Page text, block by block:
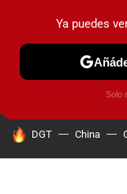
PRUEBAS
HOY SE HABLA DE
DGT China
Ya puedes
Solo